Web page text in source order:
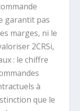
garantit pas
marges, ni le
2CRSi,
: le chiffre
à
que le